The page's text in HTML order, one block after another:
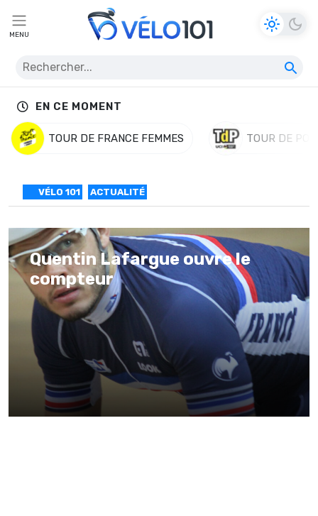
MENU
EN CE MOMENT
TOUR DE FRANCE FEMMES TOUR DE
VÉLO 101 ACTUALITÉ
Quentin Lafargue ouvre le
compteur